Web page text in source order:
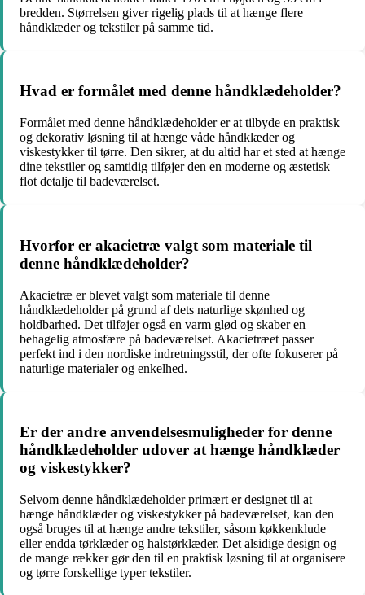
bredden. Størrelsen giver rigelig plads til at hænge flere
håndklæder og tekstiler på samme tid.
Hvad er formålet med denne håndklædeholder?
Formålet med denne håndklædeholder er at tilbyde en praktisk
og dekorativ løsning til at hænge våde håndklæder og
viskestykker til tørre. Den sikrer, at du altid har et sted at hænge
dine tekstiler og samtidig tilføjer den en moderne og æstetisk
flot detalje til badeværelset.
Hvorfor er akacietræ valgt som materiale til
denne håndklædeholder?
Akacietræ er blevet valgt som materiale til denne
håndklædeholder på grund af dets naturlige skønhed og
holdbarhed. Det tilføjer også en varm glød og skaber en
behagelig atmosfære på badeværelset. Akacietræet passer
perfekt ind i den nordiske indretningsstil, der ofte fokuserer på
naturlige materialer og enkelhed.
Er der andre anvendelsesmuligheder for denne
håndklædeholder udover at hænge håndklæder
og viskestykker?
Selvom denne håndklædeholder primært er designet til at
hænge håndklæder og viskestykker på badeværelset, kan den
også bruges til at hænge andre tekstiler, såsom køkkenklude
eller endda tørklæder og halstørklæder. Det alsidige design og
de mange rækker gør den til en praktisk løsning til at organisere
og tørre forskellige typer tekstiler.